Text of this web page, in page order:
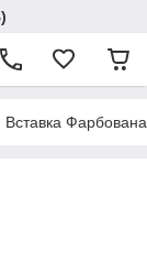
Вставка Фарбована